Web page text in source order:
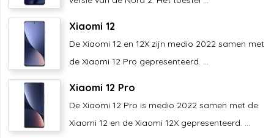
Xiaomi 12
De Xiaomi 12 en 12X zijn medio 2022 samen met
de Xiaomi 12 Pro gepresenteerd. ...
Xiaomi 12 Pro
De Xiaomi 12 Pro is medio 2022 samen met de
Xiaomi 12 en de Xiaomi 12X gepresenteerd. ...